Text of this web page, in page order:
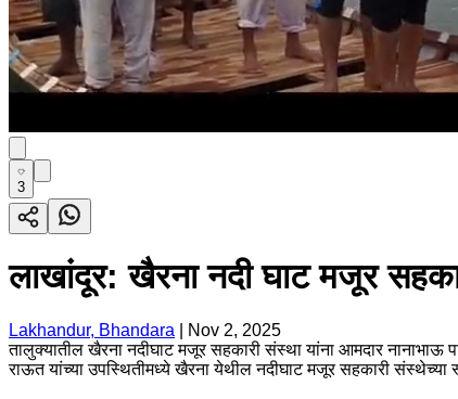
3
लाखांदूर: खैरना नदी घाट मजूर
Lakhandur, Bhandara
Nov 2, 2025
तालुक्यातील खैरना नदीघाट मजूर सहकारी संस्था यांना आमदार नानाभाऊ
राऊत यांच्या उपस्थितीमध्ये खैरना येथील नदीघाट मजूर सहकारी